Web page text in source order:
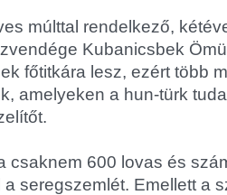
múlttal rendelkező,
Kubanicsbek
főtitkára lesz, ezért több
amelyeken a hun-türk
csaknem 600 lovas és
seregszemlét. Emellett a